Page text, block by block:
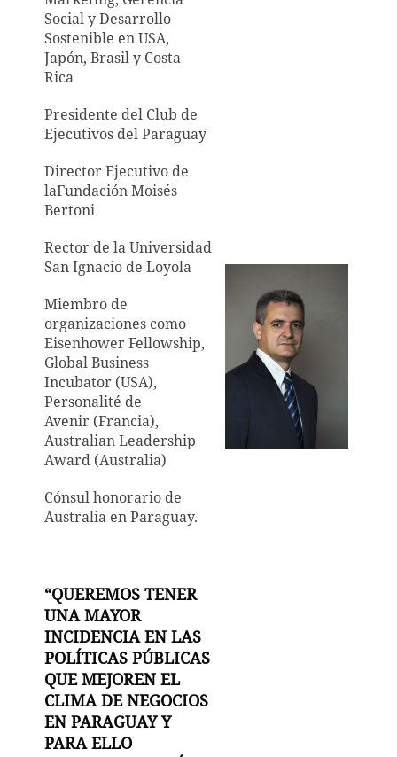
Social y Desarrollo
Sostenible en USA,
Japón, Brasil y Costa
Rica
Presidente del Club de
Ejecutivos del Paraguay
Director Ejecutivo de
laFundación Moisés
Bertoni
Rector de la Universidad
San Ignacio de Loyola
Miembro de
organizaciones como
Eisenhower Fellowship,
Global Business
Incubator (USA),
Personalité de
Avenir (Francia),
Australian Leadership
Award (Australia)
Cónsul honorario de
Australia en Paraguay.
“QUEREMOS TENER
UNA MAYOR
INCIDENCIA EN LAS
POLÍTICAS PÚBLICAS
QUE MEJOREN EL
CLIMA DE NEGOCIOS
EN PARAGUAY Y
PARA ELLO